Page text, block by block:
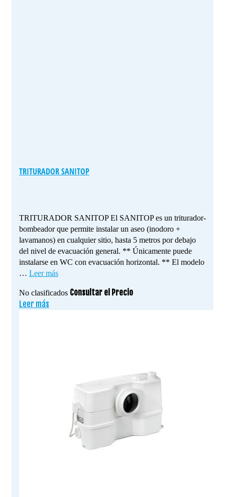
TRITURADOR SANITOP
TRITURADOR SANITOP El SANITOP es un triturador-
bombeador que permite instalar un aseo (inodoro +
lavamanos) en cualquier sitio, hasta 5 metros por debajo
del nivel de evacuación general. ** Únicamente puede
instalarse en WC con evacuación horizontal. ** El modelo
… Leer más
No clasificados Consultar el Precio
Leer más